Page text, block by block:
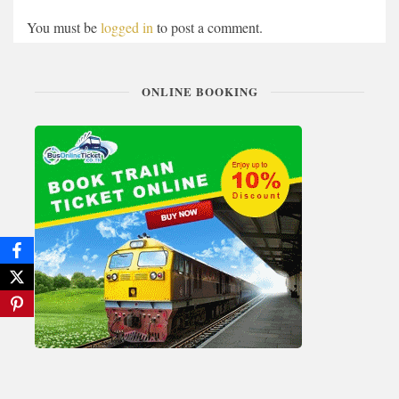
You must belogged into post a comment.
ONLINE BOOKING